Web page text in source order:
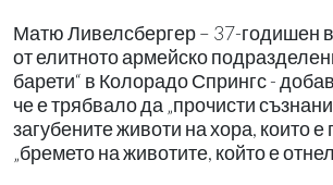
Матю Ливелсбергер – 37-годишен
от елитното армейско
барети“ в Колорадо Спрингс -
че е трябвало да „прочисти
загубените животи на хора, които е
„бремето на животите, който е